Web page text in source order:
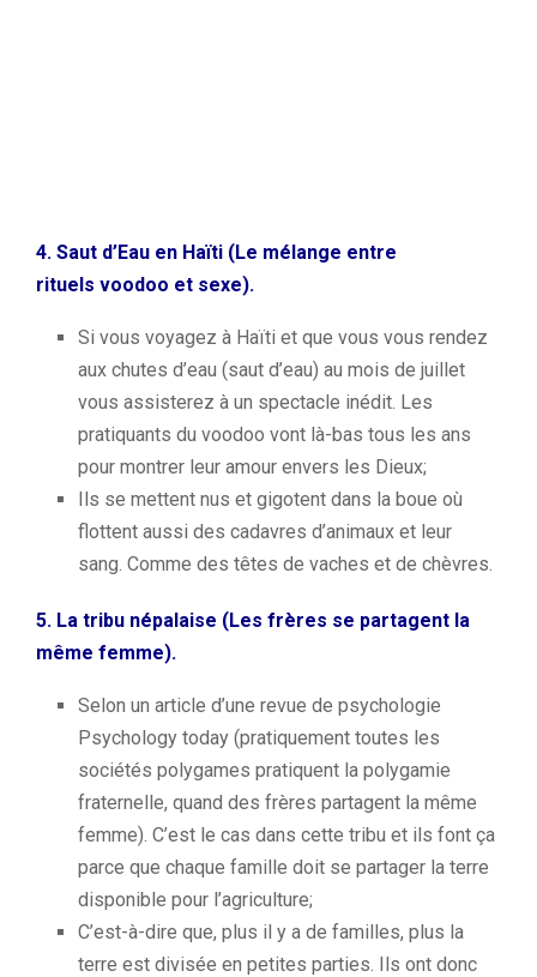
4. Saut d’Eau en Haïti (Le mélange entre
rituels voodoo et sexe).
Si vous voyagez à Haïti et que vous vous rendez
aux chutes d’eau (saut d’eau) au mois de juillet
vous assisterez à un spectacle inédit. Les
pratiquants du voodoo vont là-bas tous les ans
pour montrer leur amour envers les Dieux;
Ils se mettent nus et gigotent dans la boue où
flottent aussi des cadavres d’animaux et leur
sang. Comme des têtes de vaches et de chèvres.
5. La tribu népalaise (Les frères se partagent la
même femme).
Selon un article d’une revue de psychologie
Psychology today (pratiquement toutes les
sociétés polygames pratiquent la polygamie
fraternelle, quand des frères partagent la même
femme). C’est le cas dans cette tribu et ils font ça
parce que chaque famille doit se partager la terre
disponible pour l’agriculture;
C’est-à-dire que, plus il y a de familles, plus la
terre est divisée en petites parties. Ils ont donc